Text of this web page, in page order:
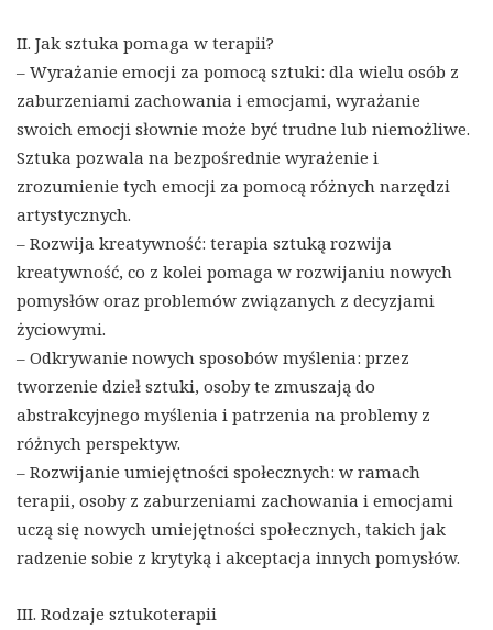
II. Jak sztuka pomaga w terapii?
– Wyrażanie emocji za pomocą sztuki: dla wielu osób z
zaburzeniami zachowania i emocjami, wyrażanie
swoich emocji słownie może być trudne lub niemożliwe.
Sztuka pozwala na bezpośrednie wyrażenie i
zrozumienie tych emocji za pomocą różnych narzędzi
artystycznych.
– Rozwija kreatywność: terapia sztuką rozwija
kreatywność, co z kolei pomaga w rozwijaniu nowych
pomysłów oraz problemów związanych z decyzjami
życiowymi.
– Odkrywanie nowych sposobów myślenia: przez
tworzenie dzieł sztuki, osoby te zmuszają do
abstrakcyjnego myślenia i patrzenia na problemy z
różnych perspektyw.
– Rozwijanie umiejętności społecznych: w ramach
terapii, osoby z zaburzeniami zachowania i emocjami
uczą się nowych umiejętności społecznych, takich jak
radzenie sobie z krytyką i akceptacja innych pomysłów.
III. Rodzaje sztukoterapii